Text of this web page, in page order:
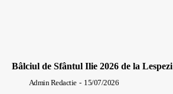
Bâlciul de Sfântul Ilie 2026 de la Lespezi
Admin Redactie - 15/07/2026